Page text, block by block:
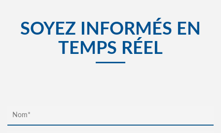
SOYEZ INFORMÉS EN
TEMPS RÉEL